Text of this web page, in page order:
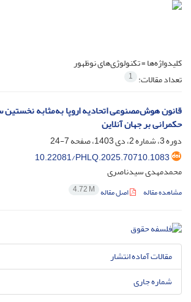
کلیدواژه‌ها =تکنولوژی‌های نوظهور
تعداد مقالات: 1
قانون هوش‌مصنوعی اتحادیه اروپا به‌مثابه
حکمرانی بر جهان آنلاین
دوره 3، شماره 2، دی 1403، صفحه
7-24
10.22081/PHLQ.2025.70710.1083
محمدمهدی سیدناصری
مشاهده مقاله اصل مقاله 4.72 M
مقالات آماده انتشار
شماره جاری